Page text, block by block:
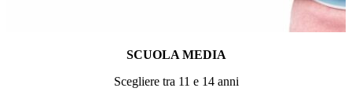
SCUOLA MEDIA
Scegliere tra 11 e 14 anni